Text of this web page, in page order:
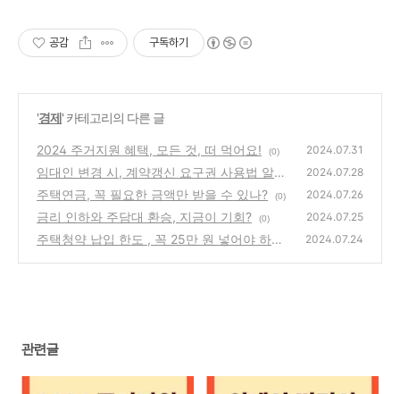
공감 구독하기
'경제' 카테고리의 다른 글
2024 주거지원 혜택, 모든 것, 떠 먹어요! (0) 2024.07.31
임대인 변경 시, 계약갱신 요구권 사용법 알아
보기
(0)
2024.07.28
주택연금, 꼭 필요한 금액만 받을 수 있나? (0) 2024.07.26
금리 인하와 주담대 환승, 지금이 기회? (0) 2024.07.25
주택청약 납입 한도 , 꼭 25만 원 넣어야 하나? 2024.07.24
관련글